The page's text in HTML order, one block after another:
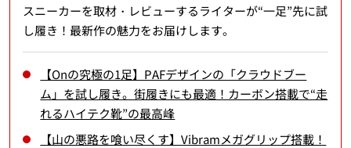
スニーカーを取材・レビューするライターが“一足”先に試
し履き！最新作の魅力をお届けします。
【Onの究極の1足】PAFデザインの「クラウドブー
ム」を試し履き。街履きにも最適！カーボン搭載で“走
れるハイテク靴”の最高峰
【山の悪路を喰い尽くす】Vibramメガグリップ搭載！